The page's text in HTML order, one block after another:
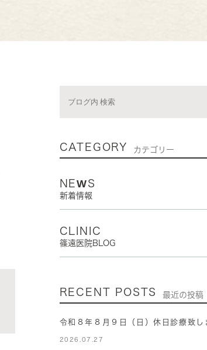
CATEGORY カテゴリー
NEWS
新着情報
CLINIC
篠遠医院BLOG
RECENT POSTS 最近の投稿
令和８年８月９日（日）休日診療致し
2026.07.27